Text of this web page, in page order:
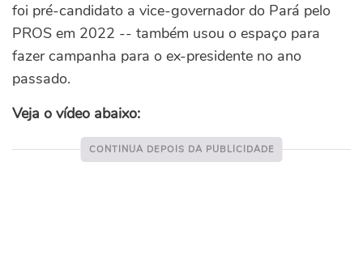
foi pré-candidato a vice-governador do Pará pelo
PROS em 2022 -- também usou o espaço para
fazer campanha para o ex-presidente no ano
passado.
Veja o vídeo abaixo: